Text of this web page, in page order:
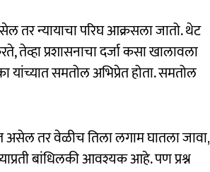
तर न्यायाचा परिघ आक्रसला जातो. थेट
तेव्हा प्रशासनाचा दर्जा कसा खालावला
यांच्यात समतोल अभिप्रेत होता. समतोल
असेल तर वेळीच तिला लगाम घातला जावा,
बांधिलकी आवश्यक आहे. पण प्रश्न